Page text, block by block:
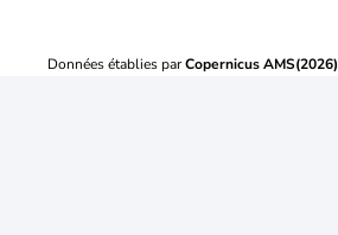
Données établies parCopernicus AMS(2026)